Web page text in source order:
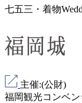
七五三・着物
主催:(公財)
福岡観光コンベ